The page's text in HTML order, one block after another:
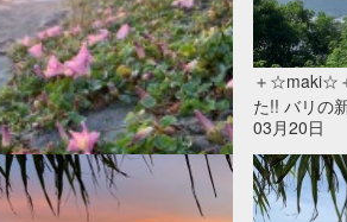
＋☆maki☆
た!! バリの
03月20日